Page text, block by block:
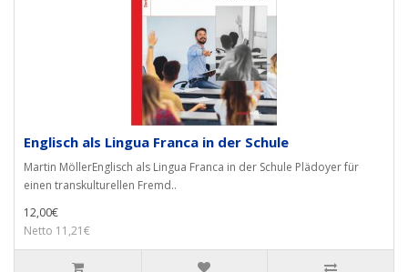
Englisch als Lingua Franca in der Schule
Martin MöllerEnglisch als Lingua Franca in der Schule Plädoyer für
einen transkulturellen Fremd..
12,00€
Netto 11,21€